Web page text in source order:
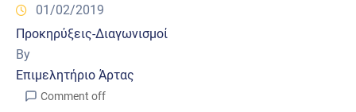
01/02/2019
Προκηρύξεις-Διαγωνισμοί
By
Επιμελητήριο Άρτας
Comment off